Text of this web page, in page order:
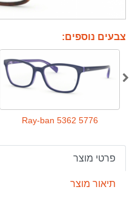
צבעים נוספים:
Ray-ban 5362 5776
פרטי מוצר
תיאור מוצר